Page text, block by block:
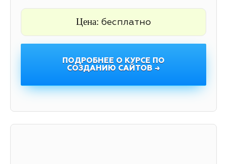
Цена: бесплатно
ПОДРОБНЕЕ О КУРСЕ ПО
СОЗДАНИЮ САЙТОВ →